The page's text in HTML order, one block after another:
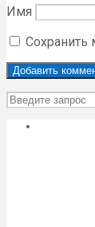
Имя
Сохранить